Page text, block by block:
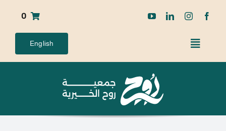
0
English